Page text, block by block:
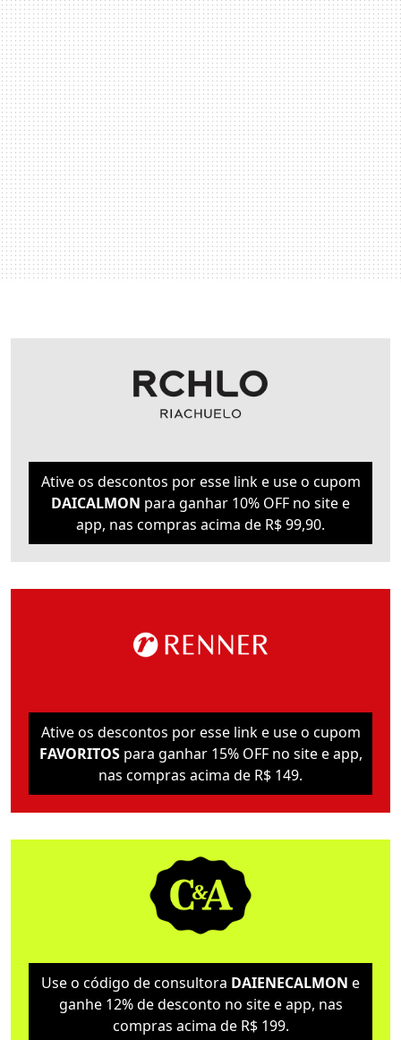
Ative os descontos por esse link e use o cupom
DAICALMON para ganhar 10% OFF no site e
app, nas compras acima de R$ 99,90.
Ative os descontos por esse link e use o cupom
FAVORITOSpara ganhar 15% OFF no site e app,
nas compras acima de R$ 149.
Use o código de consultora DAIENECALMON e
ganhe 12% de desconto no site e app, nas
compras acima de R$ 199.